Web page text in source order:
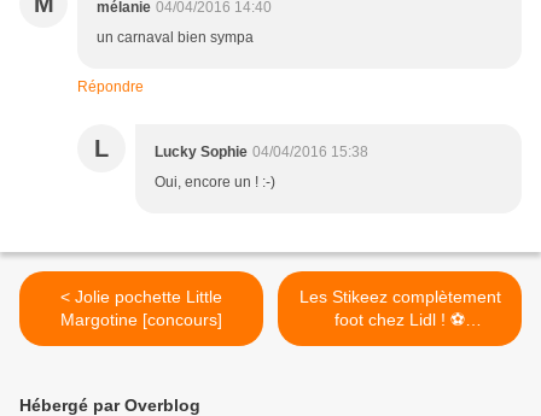
mélanie 04/04/2016 14:40
un carnaval bien sympa
Répondre
L Lucky Sophie 04/04/2016 15:38
Oui, encore un ! :-)
< Jolie pochette Little
Margotine [concours]
Les Stikeez complètement
foot chez Lidl ! ⚽
{concours} >
Hébergé par Overblog